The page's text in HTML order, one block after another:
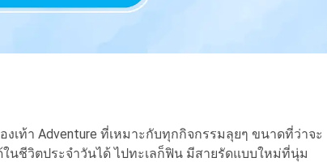
งเท้า Adventure ที่เหมาะกับทุกกิจกรรมลุยๆ ขนาดที่ว่าจะ
ในชีวิตประจำวันได้ ไปทะเลก็ฟิน มีสายรัดแบบใหม่ที่นุ่ม